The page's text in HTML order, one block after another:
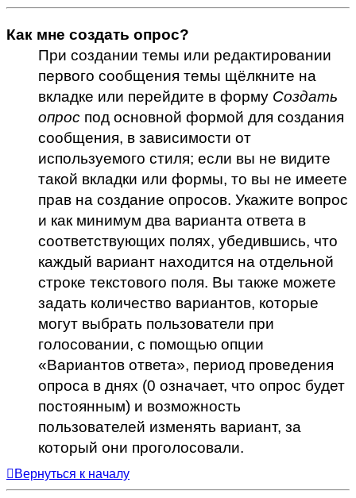
Как мне создать опрос?
При создании темы или редактировании
первого сообщения темы щёлкните на
вкладке или перейдите в форму Создать
опрос под основной формой для создания
сообщения, в зависимости от
используемого стиля; если вы не видите
такой вкладки или формы, то вы не имеете
прав на создание опросов. Укажите вопрос
и как минимум два варианта ответа в
соответствующих полях, убедившись, что
каждый вариант находится на отдельной
строке текстового поля. Вы также можете
задать количество вариантов, которые
могут выбрать пользователи при
голосовании, с помощью опции
«Вариантов ответа», период проведения
опроса в днях (0 означает, что опрос будет
постоянным) и возможность
пользователей изменять вариант, за
который они проголосовали.
Вернуться к началу